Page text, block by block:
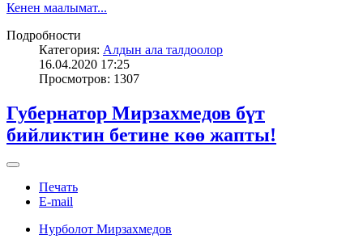
Кенен маалымат...
Подробности
Категория: Алдын ала талдоолор
16.04.2020 17:25
Просмотров: 1307
Губернатор Мирзахмедов бүт
бийликтин бетине көө жапты!
Печать
E-mail
Нурболот Мирзахмедов